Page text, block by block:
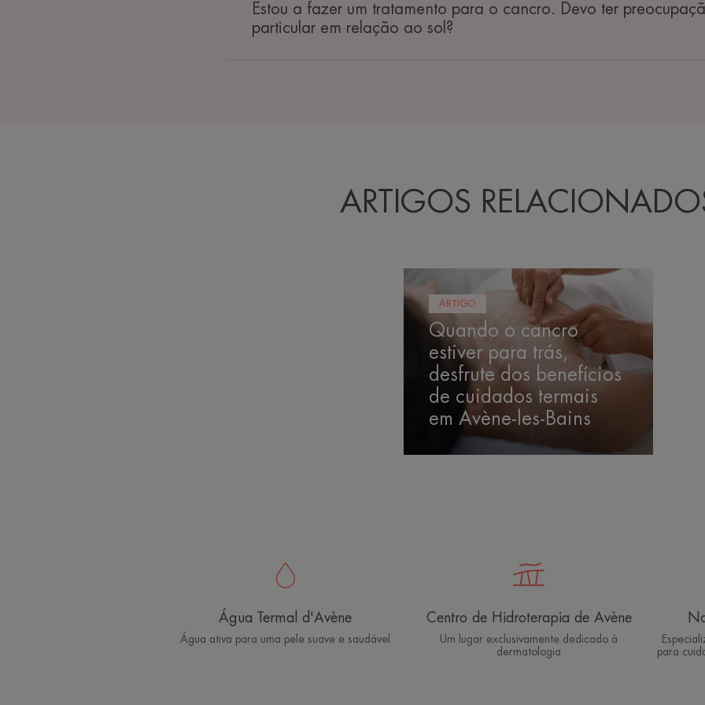
Estou a fazer um tratamento para o cancro. Devo ter
particular em relação ao sol?
ARTIGOS
o
cancro
estiver
para
desfrute
benefícios
cuidados
ARTIGO
Quando o cancro
estiver para trás,
desfrute dos benefícios
de cuidados termais
em Avène-les-Bains
Água Termal d'Avène
Água ativa para uma pele suave e saudável
Centro de Hidroterapia de Avène
Um lugar exclusivamente dedicado à
dermatologia
para